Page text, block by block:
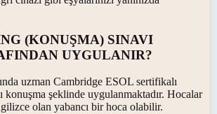
(KONUŞMA) SINAVI
UYGULANIR?
uzman Cambridge ESOL sertifikalı
konuşma şeklinde uygulanmaktadır. Hocalar
olan yabancı bir hoca olabilir.